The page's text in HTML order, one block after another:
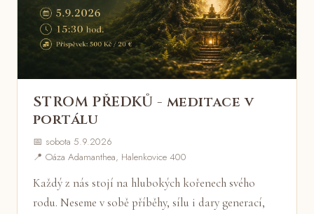
STROM PŘEDKŮ - meditace v
portálu
📅 sobota 5.9.2026
📍 Oáza Adamanthea, Halenkovice 400
Každý z nás stojí na hlubokých kořenech svého
rodu. Neseme v sobě příběhy, sílu i dary generací,